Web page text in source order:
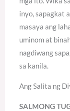
inyo, sapagkat
masaya ang
uminom at
nagdiwang
sa kanila.
Ang Salita ng
SALMONG